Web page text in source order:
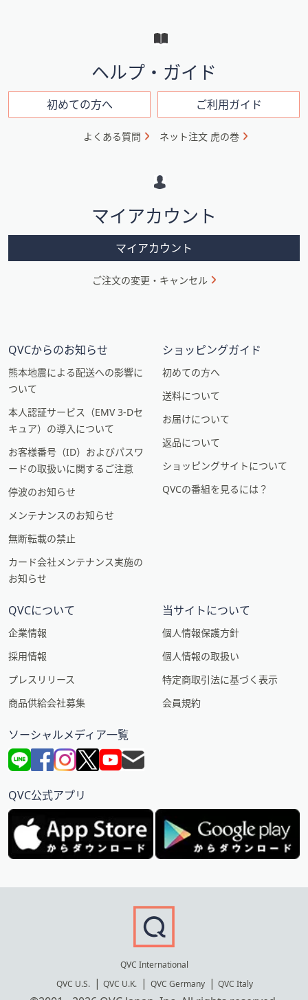
ン
ン
ヘルプ・ガイド
初めての方へ ご利用ガイド
よくある質問 ネット注文 虎の巻
マイアカウント
マイアカウント
ご注文の変更・キャンセル
QVCからのお知らせ
熊本地震による配送への影響に
ついて
本人認証サービス（EMV 3-Dセ
キュア）の導入について
お客様番号（ID）およびパスワ
ードの取扱いに関するご注意
停波のお知らせ
メンテナンスのお知らせ
無断転載の禁止
カード会社メンテナンス実施の
お知らせ
ショッピングガイド
初めての方へ
送料について
お届けについて
返品について
ショッピングサイトについて
QVCの番組を見るには？
QVCについて
企業情報
採用情報
プレスリリース
商品供給会社募集
当サイトについて
個人情報保護方針
個人情報の取扱い
特定商取引法に基づく表示
会員規約
ソーシャルメディア一覧
QVC公式アプリ
QVC International
QVC U.S.
QVC U.K. QVC Germany QVC Italy